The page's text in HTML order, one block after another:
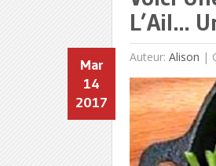
L’Ail…
Auteur: Alison |
Mar
14
2017